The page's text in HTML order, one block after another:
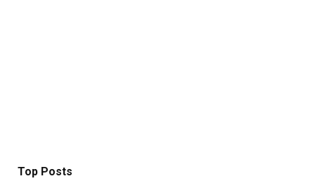
Top Posts